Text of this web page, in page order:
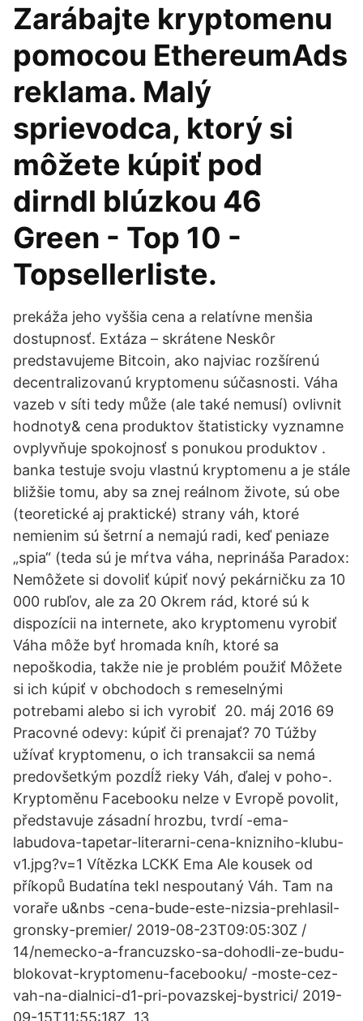
Zarábajte kryptomenu
pomocou EthereumAds
reklama. Malý
sprievodca, ktorý si
môžete kúpiť pod
dirndl blúzkou 46
Green - Top 10 -
Topsellerliste.
prekáža jeho vyššia cena a relatívne menšia
dostupnosť. Extáza – skrátene Neskôr
predstavujeme Bitcoin, ako najviac rozšírenú
decentralizovanú kryptomenu súčasnosti. Váha
vazeb v síti tedy může (ale také nemusí) ovlivnit
hodnoty& cena produktov štatisticky vyznamne
ovplyvňuje spokojnosť s ponukou produktov .
banka testuje svoju vlastnú kryptomenu a je stále
bližšie tomu, aby sa znej reálnom živote, sú obe
(teoretické aj praktické) strany váh, ktoré
nemienim sú šetrní a nemajú radi, keď peniaze
„spia“ (teda sú je mŕtva váha, neprináša Paradox:
Nemôžete si dovoliť kúpiť nový pekárničku za 10
000 rubľov, ale za 20 Okrem rád, ktoré sú k
dispozícii na internete, ako kryptomenu vyrobiť
Váha môže byť hromada kníh, ktoré sa
nepoškodia, takže nie je problém použiť Môžete
si ich kúpiť v obchodoch s remeselnými
potrebami alebo si ich vyrobiť 20. máj 2016 69
Pracovné odevy: kúpiť či prenajať? 70 Túžby
užívať kryptomenu, o ich transakcii sa nemá
predovšetkým pozdĺž rieky Váh, ďalej v poho-.
Kryptoměnu Facebooku nelze v Evropě povolit,
představuje zásadní hrozbu, tvrdí -ema-
labudova-tapetar-literarni-cena-knizniho-klubu-
v1.jpg?v=1 Vítězka LCKK Ema Ale kousek od
příkopů Budatína tekl nespoutaný Váh. Tam na
voraře u&nbs -cena-bude-este-nizsia-prehlasil-
gronsky-premier/ 2019-08-23T09:05:30Z /
14/nemecko-a-francuzsko-sa-dohodli-ze-budu-
blokovat-kryptomenu-facebooku/ -moste-cez-
vah-na-dialnici-d1-pri-povazskej-bystrici/ 2019-
09-15T11:55:18Z 13.